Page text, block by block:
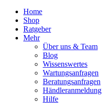
Home
Shop
Ratgeber
Mehr
Über uns & Team
Blog
Wissenswertes
Wartungsanfragen
Beratungsanfragen
Händleranmeldung
Hilfe